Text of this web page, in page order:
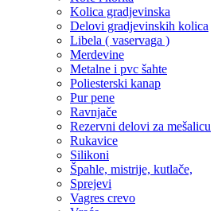
Kolica gradjevinska
Delovi gradjevinskih kolica
Libela ( vaservaga )
Merdevine
Metalne i pvc šahte
Poliesterski kanap
Pur pene
Ravnjače
Rezervni delovi za mešalicu
Rukavice
Silikoni
Špahle, mistrije, kutlače,
Sprejevi
Vagres crevo